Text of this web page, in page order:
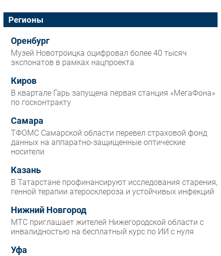
Регионы
Оренбург
Музей Новотроицка оцифровал более 40 тысяч
экспонатов в рамках нацпроекта
Киров
В квартале Гарь запущена первая станция «МегаФона»
по госконтракту
Самара
ТФОМС Самарской области перевел страховой фонд
данных на аппаратно-защищенные оптические
носители
Казань
В Татарстане профинансируют исследования старения,
генной терапии атеросклероза и устойчивых инфекций
Нижний Новгород
МТС приглашает жителей Нижегородской области с
инвалидностью на бесплатный курс по ИИ с нуля
Уфа